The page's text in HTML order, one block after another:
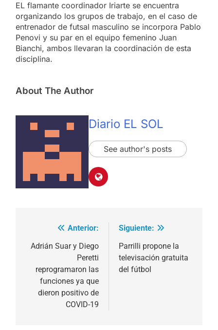
EL flamante coordinador Iriarte se encuentra
organizando los grupos de trabajo, en el caso de
entrenador de futsal masculino se incorpora Pablo
Penovi y su par en el equipo femenino Juan
Bianchi, ambos llevaran la coordinación de esta
disciplina.
About The Author
Diario EL SOL
See author's posts
Navegación
de
entradas
Anterior:
Adrián Suar y Diego
Peretti
reprogramaron las
funciones ya que
dieron positivo de
COVID-19
Siguiente:
Parrilli propone la
televisación gratuita
del fútbol